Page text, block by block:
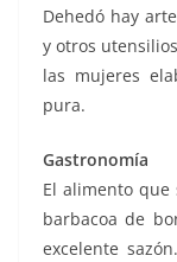
Dehedó hay
y otros
las mujeres
pura.
Gastronomía
El alimento
barbacoa de
excelente